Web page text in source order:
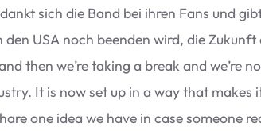
sich die Band bei ihren Fans und
USA noch been­den wird, die
then we’re taking a break and we’re
It is now set up in a way that
one idea we have in case someone